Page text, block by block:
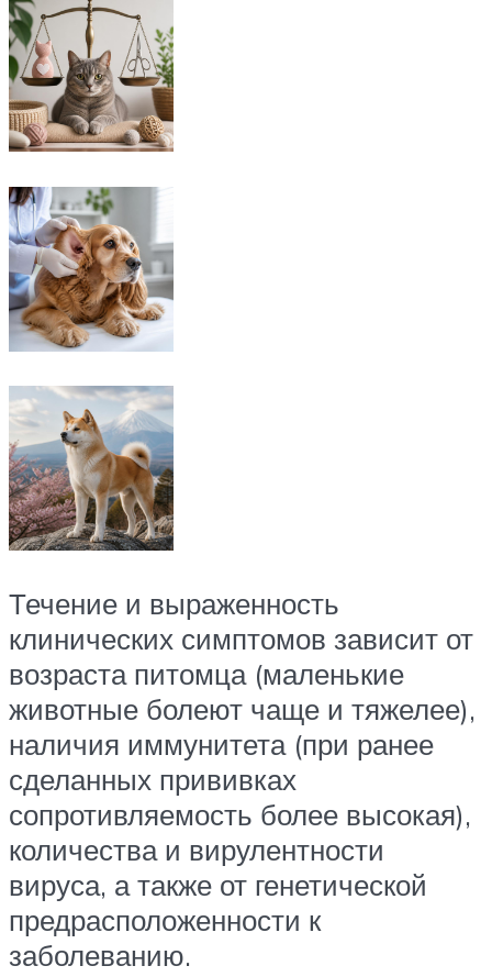
Течение и выраженность
клинических симптомов зависит от
возраста питомца (маленькие
животные болеют чаще и тяжелее),
наличия иммунитета (при ранее
сделанных прививках
сопротивляемость более высокая),
количества и вирулентности
вируса, а также от генетической
предрасположенности к
заболеванию.